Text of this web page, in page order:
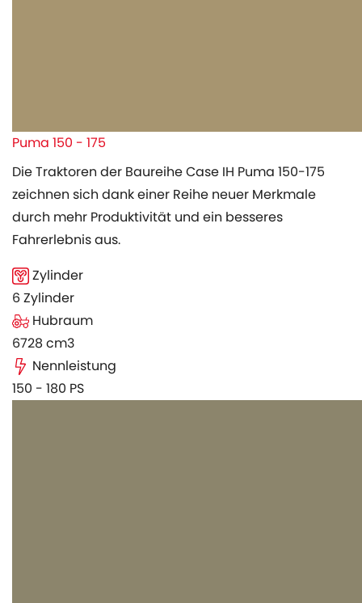
Puma 150 - 175
Die Traktoren der Baureihe Case IH Puma 150-175
zeichnen sich dank einer Reihe neuer Merkmale
durch mehr Produktivität und ein besseres
Fahrerlebnis aus.
Zylinder
6 Zylinder
Hubraum
6728 cm3
Nennleistung
150 - 180 PS